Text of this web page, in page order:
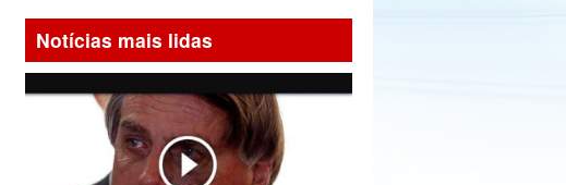
Notícias mais lidas